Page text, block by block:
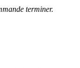
terminer.